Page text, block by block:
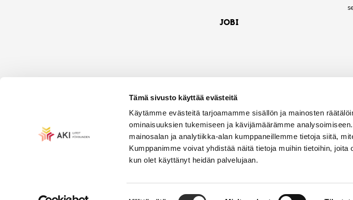
Tämä sivusto käyttää evästeitä
Käytämme evästeitä tarjoamamme sisällön ja mainosten
ominaisuuksien tukemiseen ja kävijämäärämme
mainosalan ja analytiikka-alan kumppaneillemme tietoja siitä,
Kumppanimme voivat yhdistää näitä tietoja muihin tietoihin, joita
kun olet käyttänyt heidän palvelujaan.
JOBI